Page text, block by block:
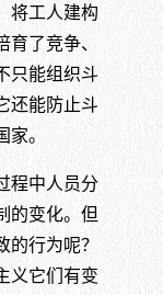
将工人建构
了竞争、
只能组织斗
还能防止斗
。
中人员分
的变化。但
行为呢？
义它们有变